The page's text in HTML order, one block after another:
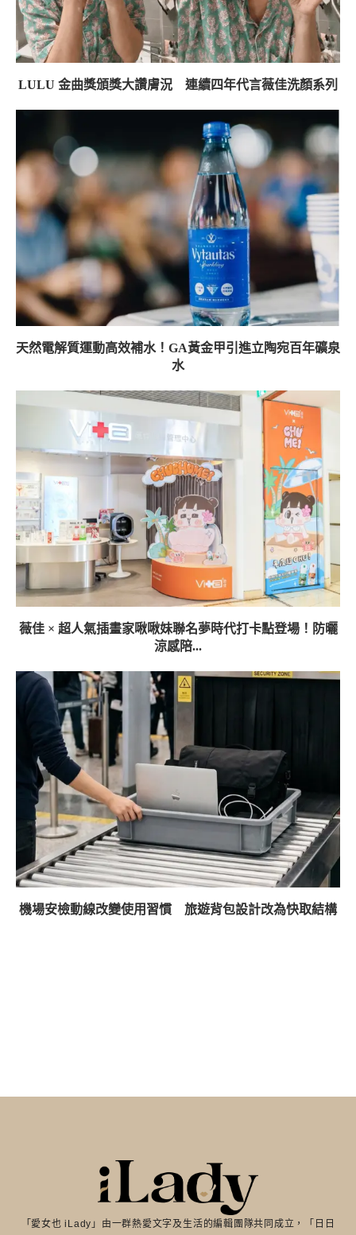
LULU 金曲獎頒獎大讚膚況 連續四年代言薇佳洗顏系列
天然電解質運動高效補水！GA黃金甲引進立陶宛百年礦泉
水
薇佳 × 超人氣插畫家啾啾妹聯名夢時代打卡點登場！防曬
涼感陪...
機場安檢動線改變使用習慣 旅遊背包設計改為快取結構
「愛女也 iLady」由一群熱愛文字及生活的編輯團隊共同成立，「日日